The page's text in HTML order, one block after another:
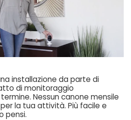
installazione da parte di
di monitoraggio
Nessun canone mensile
la tua attività. Più facile e
pensi.